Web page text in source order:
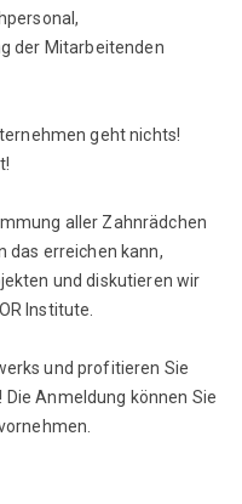
der Mitarbeitenden
geht nichts!
aller Zahnrädchen
das erreichen kann,
und diskutieren wir
Institute.
und profitieren Sie
Anmeldung können Sie